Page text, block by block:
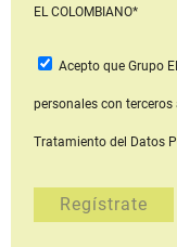
EL COLOMBIANO*
Acepto que Grupo
personales con
Tratamiento del Datos